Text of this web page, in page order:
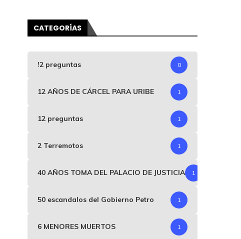
CATEGORÍAS
!2 preguntas 0
12 AÑOS DE CÁRCEL PARA URIBE 1
12 preguntas 1
2 Terremotos 1
40 AÑOS TOMA DEL PALACIO DE JUSTICIA 1
50 escandalos del Gobierno Petro 1
6 MENORES MUERTOS 1